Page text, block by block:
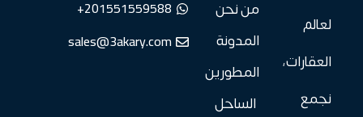
لعالم
العقارات،
نجمع
من نحن
المدونة
المطورين
الساحل
201551559588+
sales@3akary.com